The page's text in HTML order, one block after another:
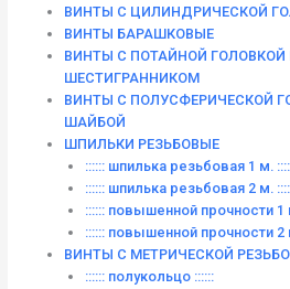
ВИНТЫ С ЦИЛИНДРИЧЕСКОЙ
ВИНТЫ БАРАШКОВЫЕ
ВИНТЫ С ПОТАЙНОЙ ГОЛОВКОЙ
ШЕСТИГРАННИКОМ
ВИНТЫ С ПОЛУСФЕРИЧЕСКОЙ
ШАЙБОЙ
ШПИЛЬКИ РЕЗЬБОВЫЕ
:::::: шпилька резьбовая 1 м.
:::::: шпилька резьбовая 2 м.
:::::: повышенной прочности 1
:::::: повышенной прочности 2
ВИНТЫ C МЕТРИЧЕСКОЙ
:::::: полукольцо ::::::